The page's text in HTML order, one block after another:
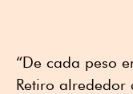
“De cada peso
Retiro